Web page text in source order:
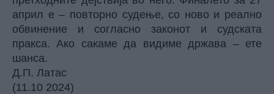
април е – повторно судење, со ново и реално
обвинение и согласно законот и судската
пракса. Ако сакаме да видиме држава – ете
шанса.
Д.П. Латас
(11.10 2024)